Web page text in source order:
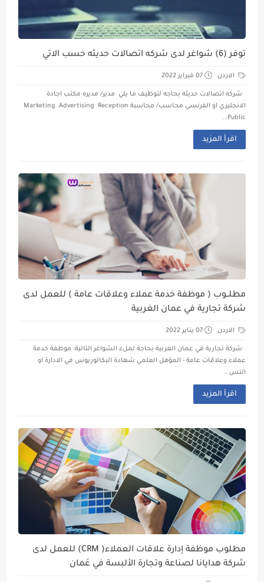
توفر (6) شواغر لدى شركه اتصالات حديثه حسب الاتي
الاردن 07 فبراير 2022
شركه اتصالات حديثه بحاجه لتوظيف ما يلي مدير/ مديره مكتب اجادة
الانجليزي او الفرنسي محاسب/ محاسبة Marketing Advertising Reception
Public...
اقرأ المزيد
مطلــوب ( موظفة خدمة عملاء وعلاقات عامة ) للعمل لدى
شركة تجارية في عمان الغربية
الاردن 07 يناير 2022
شركة تجارية في عمان الغربية بحاجة لملء الشواغر التالية: موظفة خدمة
عملاء وعلاقات عامة - المؤهل العلمي شهادة البكالوريوس في الادارة او
التس...
اقرأ المزيد
مطلوب موظفة إدارة علاقات العملاء( CRM) للعمل لدى
شركة هدايانا لصناعة وتجارة الألبسة في عَمان